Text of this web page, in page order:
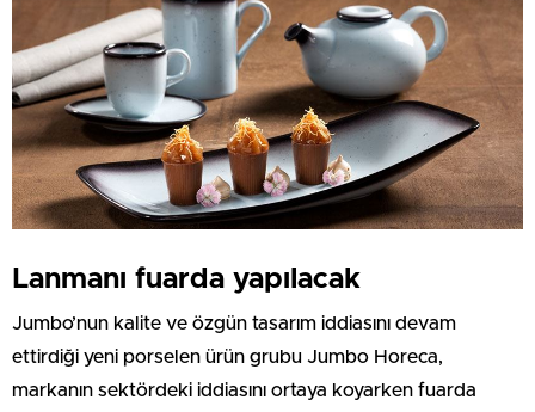
Lanmanı fuarda yapılacak
Jumbo’nun kalite ve özgün tasarım iddiasını devam
ettirdiği yeni porselen ürün grubu Jumbo Horeca,
markanın sektördeki iddiasını ortaya koyarken fuarda